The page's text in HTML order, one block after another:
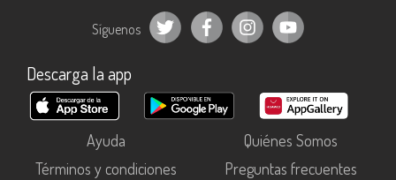
Síguenos
Descarga la app
Ayuda
Quiénes Somos
Términos y condiciones
Preguntas frecuentes